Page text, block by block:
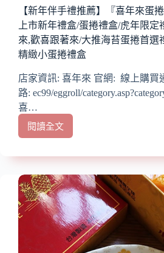
早
味
台
灣
味
燒
肉
粽/
香
粽、
黃
肉
粽
傳
統
好
【新年伴手禮推薦】『喜年來蛋
上市新年禮盒/蛋捲禮盒/虎年限定
來,歡喜跟著來/大推海苔蛋捲首選
精緻小蛋捲禮盒
店家資訊: 喜年來 官網: 線上購買
路: ec99/eggroll/
喜…
閱讀全文
【新
伴
禮
推
薦】
『喜